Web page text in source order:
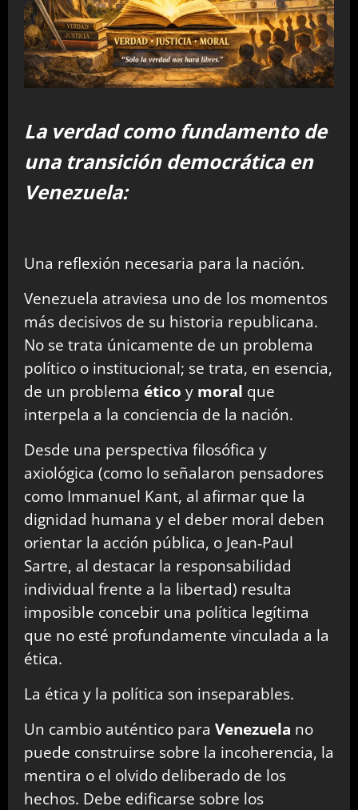
La verdad como fundamento de
una transición democrática en
Venezuela:
Una reflexión necesaria para la nación.
Venezuela atraviesa uno de los momentos
más decisivos de su historia republicana.
No se trata únicamente de un problema
político o institucional; se trata, en esencia,
de un problema ético y moral que
interpela a la conciencia de la nación.
Desde una perspectiva filosófica y
axiológica (como lo señalaron pensadores
como Immanuel Kant, al afirmar que la
dignidad humana y el deber moral deben
orientar la acción pública, o Jean‑Paul
Sartre, al destacar la responsabilidad
individual frente a la libertad) resulta
imposible concebir una política legítima
que no esté profundamente vinculada a la
ética.
La ética y la política son inseparables.
Un cambio auténtico para Venezuela no
puede construirse sobre la incoherencia, la
mentira o el olvido deliberado de los
hechos. Debe edificarse sobre los